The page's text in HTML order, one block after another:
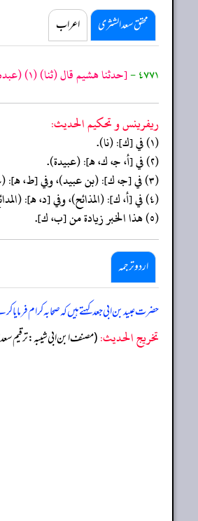
محقق سعد الشثری اعراب
٤٧٧١ - [حدثنا هشيم قال(ثنا)(١)
ريفرينس و تحكيم الحدیث:
(١) في [ك]: (نا).
(٢) في [أ، جـ، ك، هـ]: (عبيدة).
(٣) في [جـ، ك]: (بن عبيد)، وفي [ط، هـ]: (عن سالم)، وانظر: الدر المنثور ٢/ ١٨٨، واقتضاء الصراط المستقيم لابن تيمية ١/ ١٣٣، والخصائص الكبرى ٢/ ٣٥٦.
(٤) في [أ، ك]: (المذائح)، وفي [د، هـ]: (المدائح).
(٥) هذا الخبر زيادة من [ب، ك].
اردو ترجمہ
حضرت عبید بن ابی جعد کہتے ہیں کہ صحابہ کرام
تخریج الحدیث:(مصنف ابن ابي شيبه: ترقيم سعد الشثري 4771، ترقيم